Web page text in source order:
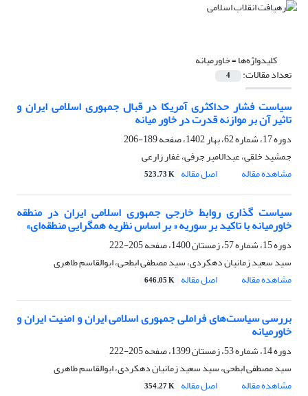
کلیدواژه‌ها =خاورمیانه
تعداد مقالات: 4
سیاست فشار حداکثری آمریکا در قبال جمهوری اسلامی ایران و
تاثیر آن بر موازنه قدرت در خاور میانه
دوره 17، شماره 62، بهار 1402، صفحه
189-206
جمشید خلقی، عبدالامیر جرفی، غفار زارعی
مشاهده مقاله
اصل مقاله 523.73 K
سیاست گذاری روابط خارجی جمهوری اسلامی ایران در منطقه
خاورمیانه با تاکید بر سوریه « بر اساس نظریه همگرایی منطقه‌ای»
دوره 15، شماره 57، زمستان 1400، صفحه
205-222
سید سعید زمانیان دهکردی، سید مصطفی ابطحی، ابوالقاسم طاهری
مشاهده مقاله
اصل مقاله 646.05 K
بررسی سیاست‌های فراملی جمهوری اسلامی ایران و امنیت ایران و
خاورمیانه
دوره 14، شماره 53، زمستان 1399، صفحه
205-222
سید مصطفی ابطحی، سید سعید زمانیان دهکردی، ابوالقاسم طاهری
مشاهده مقاله
اصل مقاله 354.27 K